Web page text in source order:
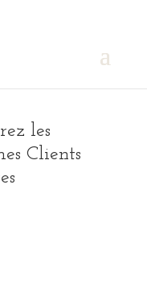
les
Clients